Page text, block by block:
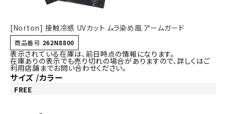
[Norton] 接触冷感 UVカット ムラ染め風 アームガード
商品番号 262N8800
表示されている在庫は、前日時点の情報になります。
在庫ありの表示でも売り切れの場合がありますので、詳しくはご
利用店舗までお問い合わせください。
サイズ カラー
FREE